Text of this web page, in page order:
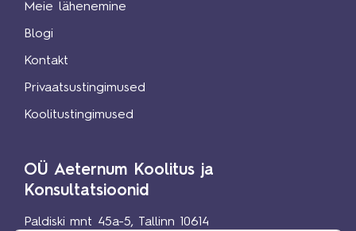
OÜ Aeternum Koolitus ja
Konsultatsioonid
Paldiski mnt 45a-5, Tallinn 10614
Meie lähenemine
Blogi
Kontakt
Privaatsustingimused
Koolitustingimused